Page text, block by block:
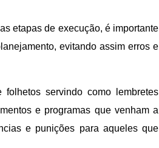
etapas de execução, é importante
evitando assim erros e
servindo como lembretes
e programas que venham a
e punições para aqueles que